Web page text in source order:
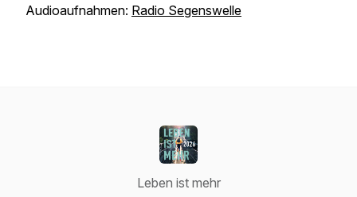
Audioaufnahmen: Radio Segenswelle
Leben ist mehr